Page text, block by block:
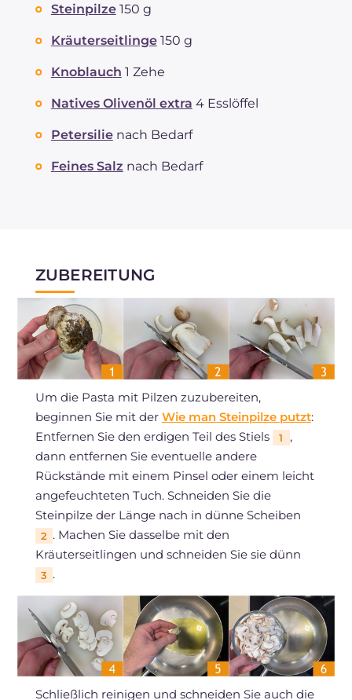
Steinpilze 150 g
Kräuterseitlinge 150 g
Knoblauch 1 Zehe
Natives Olivenöl extra 4 Esslöffel
Petersilie nach Bedarf
Feines Salz nach Bedarf
ZUBEREITUNG
Um die Pasta mit Pilzen zuzubereiten,
beginnen Sie mit der Wie man Steinpilze putzt:
Entfernen Sie den erdigen Teil des Stiels
1
,
dann entfernen Sie eventuelle andere
Rückstände mit einem Pinsel oder einem leicht
angefeuchteten Tuch. Schneiden Sie die
Steinpilze der Länge nach in dünne Scheiben
2 . Machen Sie dasselbe mit den
Kräuterseitlingen und schneiden Sie sie dünn
3 .
Schließlich reinigen und schneiden Sie auch die